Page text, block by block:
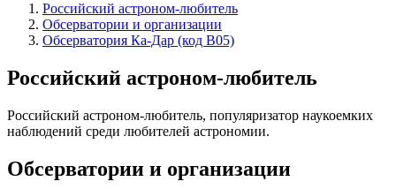
Российский астроном-любитель
Обсерватории и организации
Обсерватория Ка-Дар (код B05)
Российский астроном-любитель
Российский астроном-любитель, популяризатор наукоемких
наблюдений среди любителей астрономии.
Обсерватории и организации